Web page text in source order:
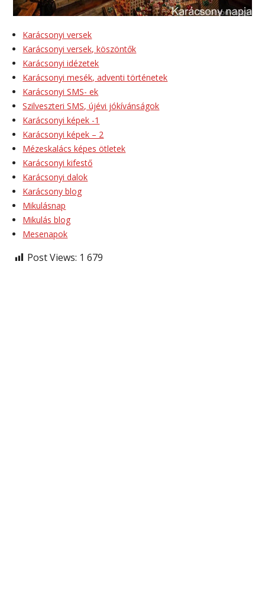
Karácsonyi versek
Karácsonyi versek, köszöntők
Karácsonyi idézetek
Karácsonyi mesék, adventi történetek
Karácsonyi SMS- ek
Szilveszteri SMS, újévi jókívánságok
Karácsonyi képek -1
Karácsonyi képek – 2
Mézeskalács képes ötletek
Karácsonyi kifestő
Karácsonyi dalok
Karácsony blog
Mikulásnap
Mikulás blog
Mesenapok
Post Views: 1 679